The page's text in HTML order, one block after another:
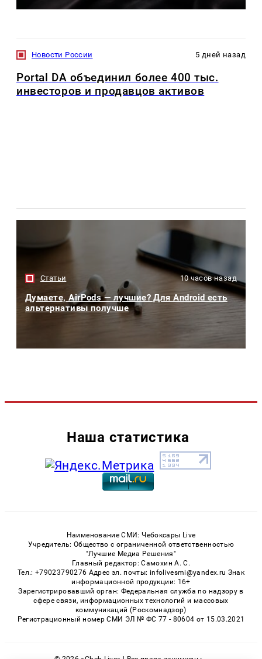
Новости России 5 дней назад
Portal DA объединил более 400 тыс.
инвесторов и продавцов активов
Статьи 10 часов назад
Думаете, AirPods — лучшие? Для Android есть
альтернативы получше
Наша статистика
Наименование СМИ: Чебоксары Live
Учредитель: Общество с ограниченной ответственностью
"Лучшие Медиа Решения"
Главный редактор: Самохин А. С.
Тел.: +79023790276 Адрес эл. почты: infolivesmi@yandex.ru Знак
информационной продукции: 16+
Зарегистрировавший орган: Федеральная служба по надзору в
сфере связи, информационных технологий и массовых
коммуникаций (Роскомнадзор)
Регистрационный номер СМИ ЭЛ № ФС 77 - 80604 от 15.03.2021